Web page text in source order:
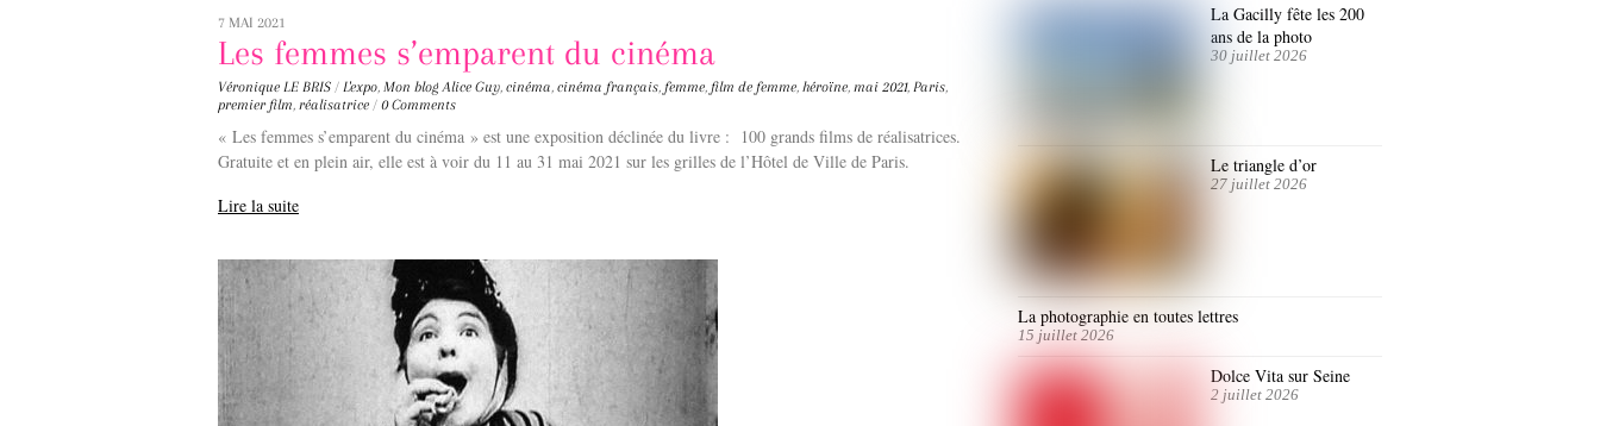
7 MAI 2021
Les femmes s’emparent du cinéma
Véronique LE BRIS / L'expo, Mon blog Alice Guy, cinéma, cinéma français, femme, film de femme, héroïne, mai 2021, Paris,
premier film, réalisatrice / 0 Comments
« Les femmes s’emparent du cinéma » est une exposition déclinée du livre : 100 grands films de réalisatrices.
Gratuite et en plein air, elle est à voir du 11 au 31 mai 2021 sur les grilles de l’Hôtel de Ville de Paris.
Lire la suite
La Gacilly fête les 200
ans de la photo
30 juillet 2026
Le triangle d’or
27 juillet 2026
La photographie en toutes lettres
15 juillet 2026
Dolce Vita sur Seine
2 juillet 2026